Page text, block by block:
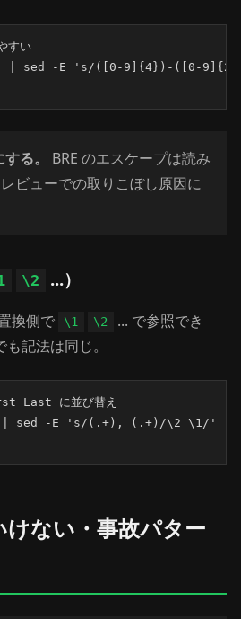
すい
| sed -E 's/([0-9]{4})-([0-
る。
BRE のエスケープは読み
ビューでの取りこぼし原因に
\2 ...）
換側で \1 \2
... で参照でき
記法は同じ。
に並び替え
| sed -E 's/(.+), (.+)/\2 \1/'
ない・事故パター